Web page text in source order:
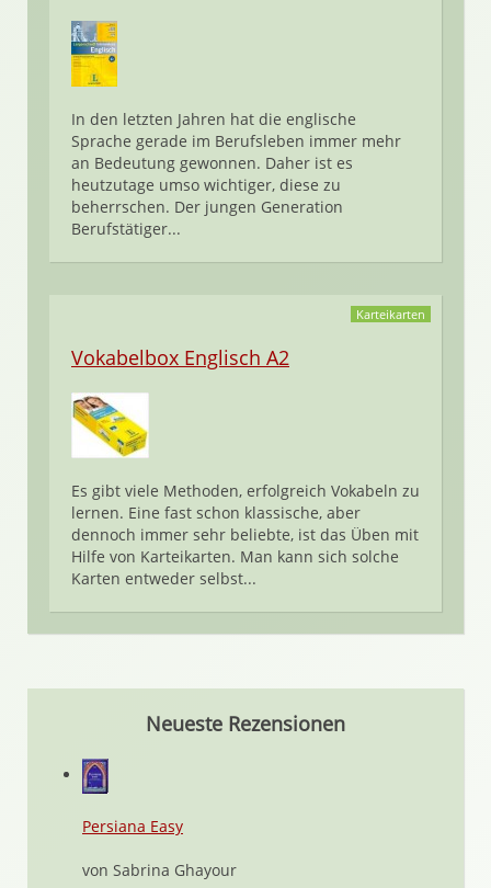
In den letzten Jahren hat die englische
Sprache gerade im Berufsleben immer mehr
an Bedeutung gewonnen. Daher ist es
heutzutage umso wichtiger, diese zu
beherrschen. Der jungen Generation
Berufstätiger...
Karteikarten
Vokabelbox Englisch A2
Es gibt viele Methoden, erfolgreich Vokabeln zu
lernen. Eine fast schon klassische, aber
dennoch immer sehr beliebte, ist das Üben mit
Hilfe von Karteikarten. Man kann sich solche
Karten entweder selbst...
Neueste Rezensionen
Persiana Easy
von Sabrina Ghayour